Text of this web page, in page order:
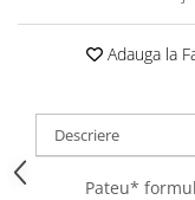
Produse Igiena si
Saltele cu efect de
Adauga la
Descriere
Pateu*